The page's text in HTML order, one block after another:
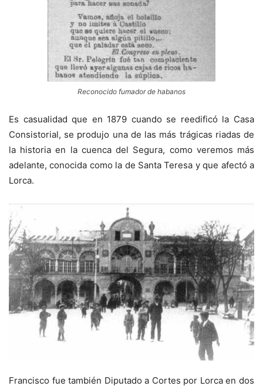
Reconocido fumador de habanos
Es casualidad que en 1879 cuando se reedificó la Casa
Consistorial, se produjo una de las más trágicas riadas de
la historia en la cuenca del Segura, como veremos más
adelante, conocida como la de Santa Teresa y que afectó a
Lorca.
Francisco fue también Diputado a Cortes por Lorca en dos